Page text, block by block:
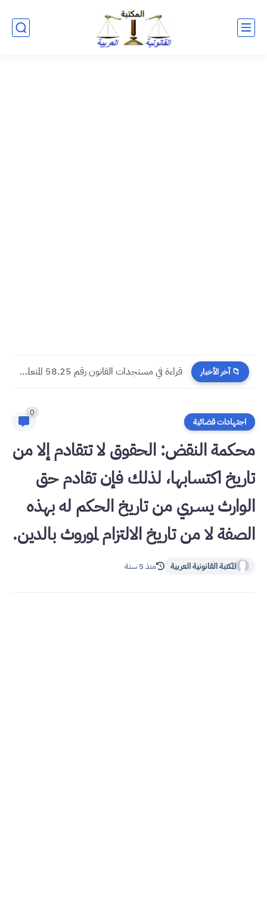
📁 آخر الأخبار ​قراءة في مستجدات القانون رقم 58.25 المتعلق بالمسطرة المدنية
اجتهادات قضائية
0
محكمة النقض: الحقوق لا تتقادم إلا من
تاريخ اكتسابها، لذلك فإن تقادم حق
الوارث يسـري من تاريخ الحكم له بهذه
الصفة لا من تاريخ الالتزام لموروث بالدين.
المكتبة القانونية العربية منذ 5 سنة